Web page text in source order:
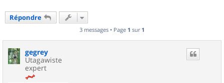
Répondre
3 messages • Page 1 sur 1
gegrey
Utagawiste
expert